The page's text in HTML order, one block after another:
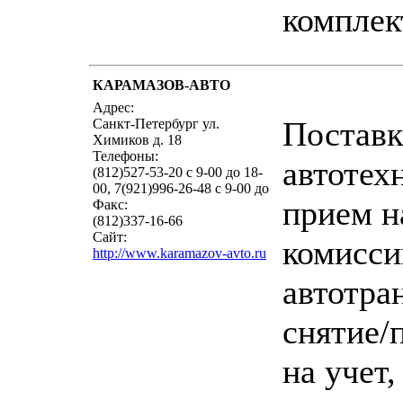
КАРАМАЗОВ-АВТО
Адрес:
Санкт-Петербург ул.
Химиков д. 18
Телефоны:
(812)527-53-20 с 9-00 до 18-
00, 7(921)996-26-48 с 9-00 до
Факс:
(812)337-16-66
Сайт:
http://www.karamazov-avto.ru
прием
снятие/
на